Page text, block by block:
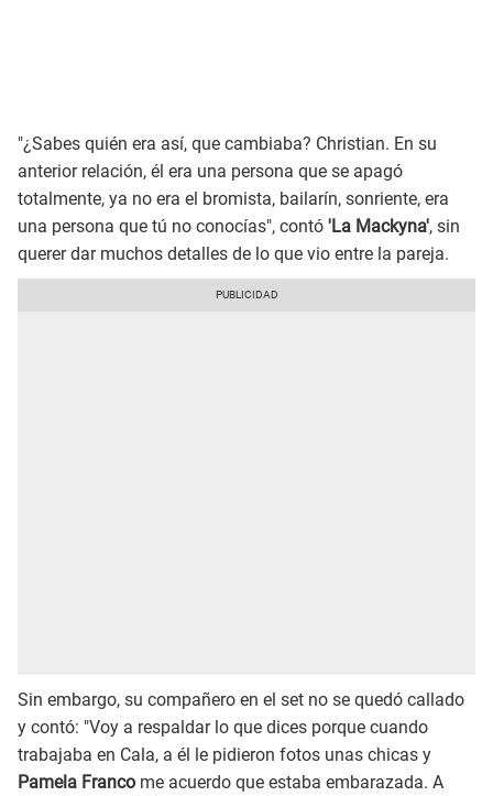
"¿Sabes quién era así, que cambiaba? Christian. En su
anterior relación, él era una persona que se apagó
totalmente, ya no era el bromista, bailarín, sonriente, era
una persona que tú no conocías", contó 'La Mackyna', sin
querer dar muchos detalles de lo que vio entre la pareja.
Sin embargo, su compañero en el set no se quedó callado
y contó: "Voy a respaldar lo que dices porque cuando
trabajaba en Cala, a él le pidieron fotos unas chicas y
Pamela Franco me acuerdo que estaba embarazada. A